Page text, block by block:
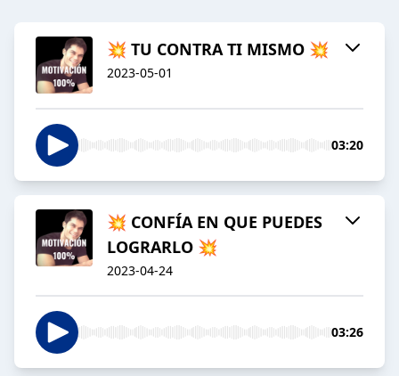
💥 TU CONTRA TI MISMO 💥
2023-05-01
03:20
💥 CONFÍA EN QUE PUEDES
LOGRARLO 💥
2023-04-24
03:26